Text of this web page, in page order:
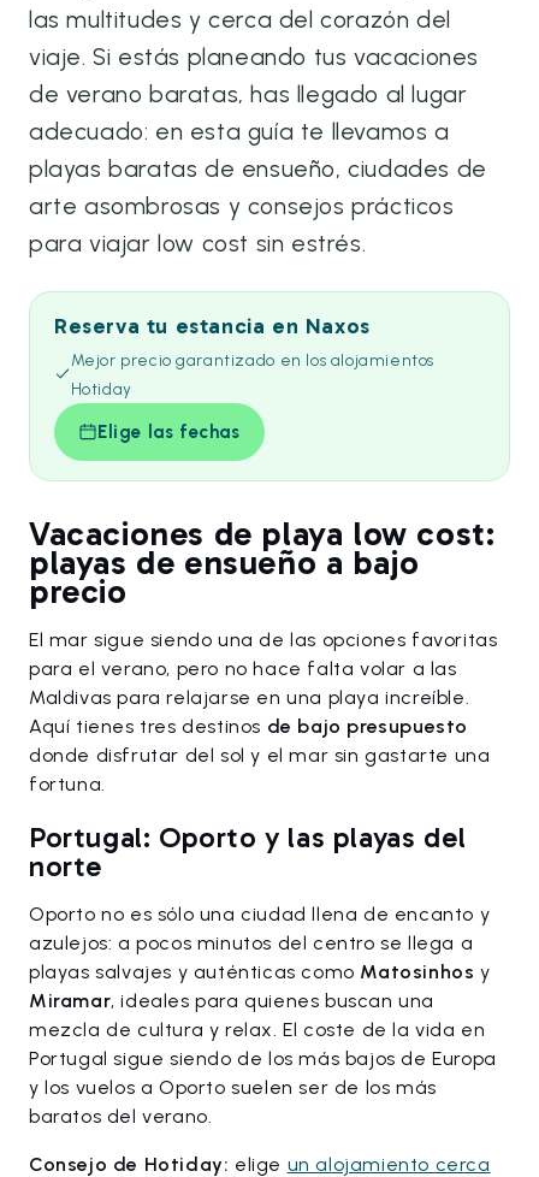
las multitudes y cerca del corazón del
viaje. Si estás planeando tus vacaciones
de verano baratas, has llegado al lugar
adecuado: en esta guía te llevamos a
playas baratas de ensueño, ciudades de
arte asombrosas y consejos prácticos
para viajar low cost sin estrés.
Reserva tu estancia en Naxos
Mejor precio garantizado en los alojamientos
Hotiday
Elige las fechas
Vacaciones de playa low cost:
playas de ensueño a bajo
precio
El mar sigue siendo una de las opciones favoritas
para el verano, pero no hace falta volar a las
Maldivas para relajarse en una playa increíble.
Aquí tienes tres destinos de bajo presupuesto
donde disfrutar del sol y el mar sin gastarte una
fortuna.
Portugal: Oporto y las playas del
norte
Oporto no es sólo una ciudad llena de encanto y
azulejos: a pocos minutos del centro se llega a
playas salvajes y auténticas como Matosinhos y
Miramar, ideales para quienes buscan una
mezcla de cultura y relax. El coste de la vida en
Portugal sigue siendo de los más bajos de Europa
y los vuelos a Oporto suelen ser de los más
baratos del verano.
Consejo de Hotiday: elige un alojamiento cerca